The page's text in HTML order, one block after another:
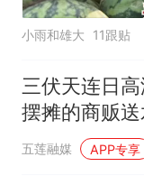
小雨和雄大 11跟贴
三伏天连日
摆摊的商贩
五莲融媒 APP专享